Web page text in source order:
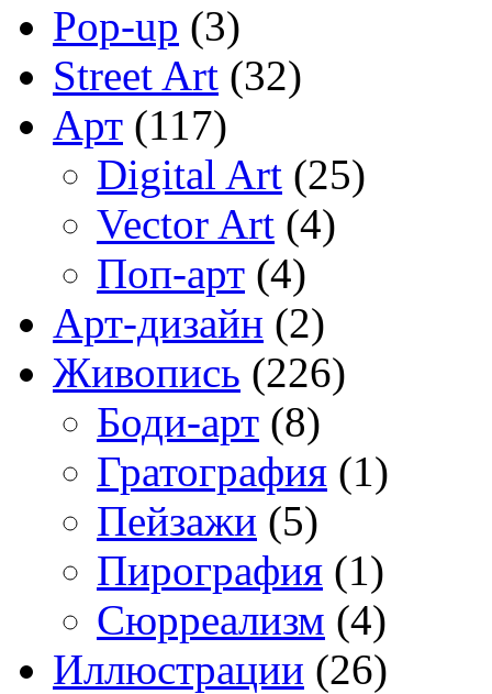
Pop-up (3)
Street Art (32)
Арт (117)
Digital Art (25)
Vector Art (4)
Поп-арт (4)
Арт-дизайн (2)
Живопись (226)
Боди-арт (8)
Гратография (1)
Пейзажи (5)
Пирография (1)
Сюрреализм (4)
Иллюстрации (26)